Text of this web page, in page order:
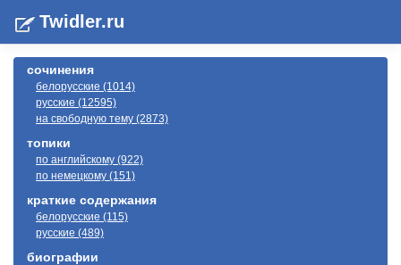
Twidler.ru
сочинения
белорусские (1014)
русские (12595)
на свободную тему (2873)
топики
по английскому (922)
по немецкому (151)
краткие содержания
белорусские (115)
русские (489)
биографии